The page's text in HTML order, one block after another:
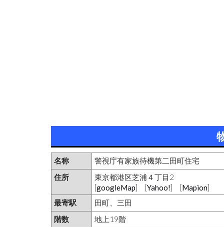
名称
警視庁有家族待機第二田町住宅
住所
東京都港区芝浦４丁目2
[googleMap] [Yahoo!] [Mapion]
最寄駅
田町、三田
階数
地上19階